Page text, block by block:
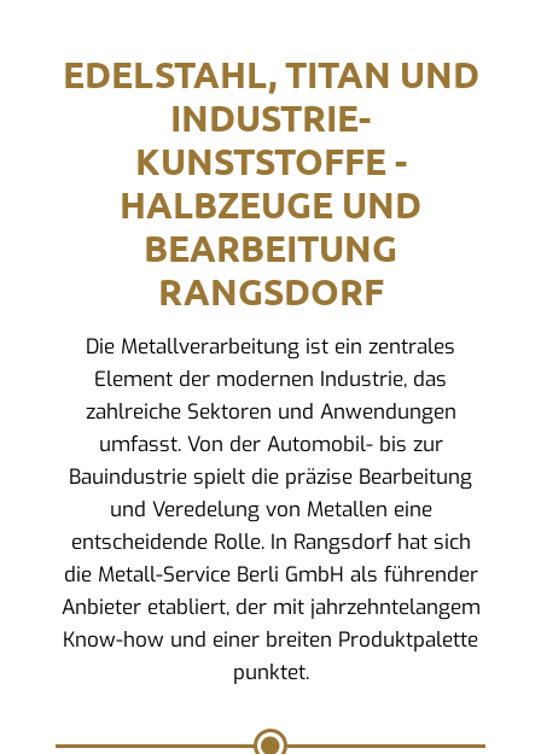
EDELSTAHL, TITAN UND
INDUSTRIE-
KUNSTSTOFFE -
HALBZEUGE UND
BEARBEITUNG
RANGSDORF
Die Metallverarbeitung ist ein zentrales
Element der modernen Industrie, das
zahlreiche Sektoren und Anwendungen
umfasst. Von der Automobil- bis zur
Bauindustrie spielt die präzise Bearbeitung
und Veredelung von Metallen eine
entscheidende Rolle. In Rangsdorf hat sich
die Metall-Service Berli GmbH als führender
Anbieter etabliert, der mit jahrzehntelangem
Know-how und einer breiten Produktpalette
punktet.